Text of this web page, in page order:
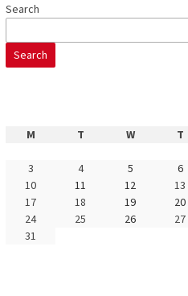
Search
Search
M
T W T
3
4 5 6
10
11 12 13
17
18 19 20
24
25 26 27
31